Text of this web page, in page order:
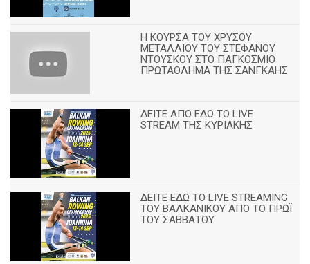
Η ΚΟΥΡΣΑ ΤΟΥ ΧΡΥΣΟΥ
ΜΕΤΑΛΛΙΟΥ ΤΟΥ ΣΤΕΦΑΝΟΥ
ΝΤΟΥΣΚΟΥ ΣΤΟ ΠΑΓΚΟΣΜΙΟ
ΠΡΩΤΑΘΛΗΜΑ ΤΗΣ ΣΑΝΓΚΑΗΣ
ΔΕΙΤΕ ΑΠΟ ΕΔΩ ΤΟ LIVE
STREAM ΤΗΣ ΚΥΡΙΑΚΗΣ
ΔΕΙΤΕ ΕΔΩ ΤΟ LIVE STREAMING
TOY ΒΑΛΚΑΝΙΚΟΥ ΑΠΟ ΤΟ ΠΡΩΪ
ΤΟΥ ΣΑΒΒΑΤΟΥ